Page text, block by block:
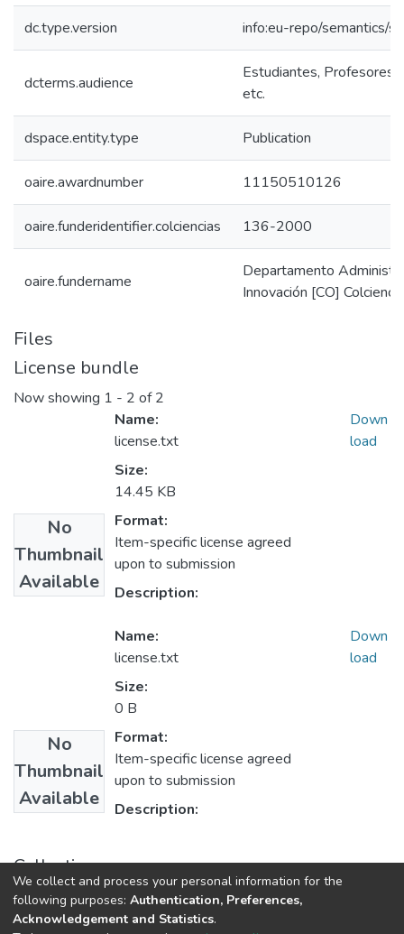
dc.type.version info:eu-repo/semantics/
dcterms.audience
Estudiantes, Profesores,
etc.
dspace.entity.type Publication
oaire.awardnumber 11150510126
oaire.funderidentifier.colciencias 136-2000
oaire.fundername
Departamento
Innovación [CO]
Files
License bundle
Now showing 1 - 2 of 2
No
Thumbnail
Available
Name:
license.txt
Size:
14.45 KB
Format:
Item-specific license agreed
upon to submission
Description:
Down
load
No
Thumbnail
Available
Name:
license.txt
Size:
0 B
Format:
Item-specific license agreed
upon to submission
Description:
Down
load
Collections
1.1.2. Informes Finales
We collect and process your personal information for the
following purposes: Authentication, Preferences,
Acknowledgement and Statistics.